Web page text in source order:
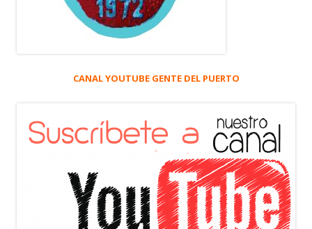
CANAL YOUTUBE GENTE DEL PUERTO